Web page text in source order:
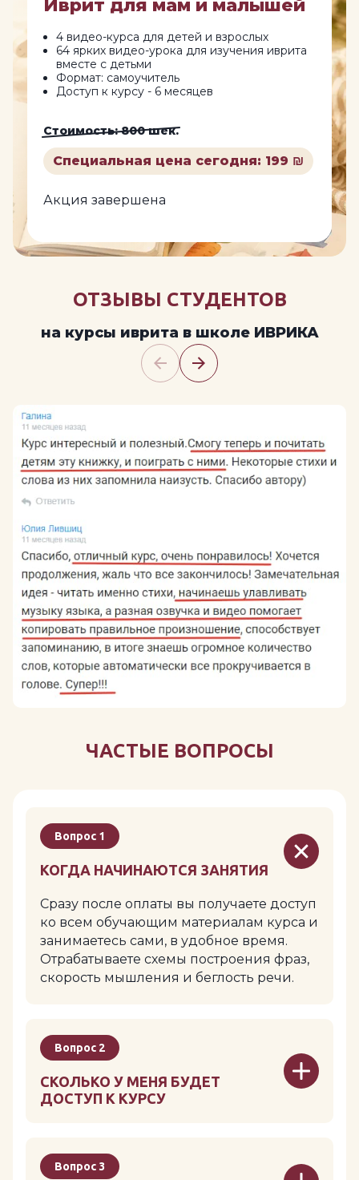
Иврит для мам и малышей
4 видео-курса для детей и взрослых
64 ярких видео-урока для изучения иврита
вместе с детьми
Формат: самоучитель
Доступ к курсу - 6 месяцев
Стоимость: 800 шек.
Специальная цена сегодня: 199 ₪
Акция завершена
ОТЗЫВЫ СТУДЕНТОВ
на курсы иврита в школе ИВРИКА
ЧАСТЫЕ ВОПРОСЫ
Вопрос 1
КОГДА НАЧИНАЮТСЯ ЗАНЯТИЯ
Сразу после оплаты вы получаете доступ
ко всем обучающим материалам курса и
занимаетесь сами, в удобное время.
Отрабатываете схемы построения фраз,
скорость мышления и беглость речи.
Вопрос 2
СКОЛЬКО У МЕНЯ БУДЕТ
ДОСТУП К КУРСУ
Вопрос 3